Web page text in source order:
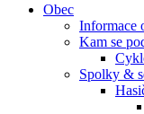
Obec
Informace
Kam se
Spolky &